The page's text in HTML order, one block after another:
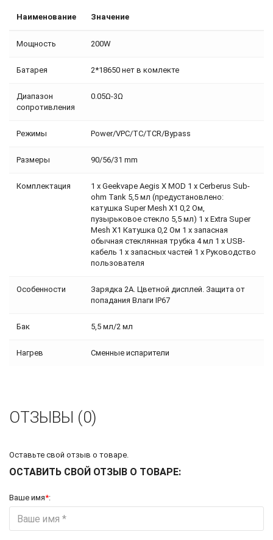
Наименование Значение
Мощность 200W
Батарея 2*18650 нет в комлекте
Диапазон
сопротивления
0.05Ω-3Ω
Режимы Power/VPC/TC/TCR/Bypass
Размеры 90/56/31 mm
Комплектация
1 х Geekvape Aegis X MOD 1 х Cerberus Sub-
ohm Tank 5,5 мл (предустановлено:
катушка Super Mesh X1 0,2 Ом,
пузырьковое стекло 5,5 мл) 1 х Extra Super
Mesh X1 Катушка 0,2 Ом 1 х запасная
обычная стеклянная трубка 4 мл 1 х USB-
кабель 1 х запасных частей 1 х Руководство
пользователя
Особенности
Зарядка 2А. Цветной дисплей. Защита от
попадания Влаги IP67
Бак 5,5 мл/2 мл
Нагрев Сменные испарители
ОТЗЫВЫ (0)
Оставьте свой отзыв о товаре.
ОСТАВИТЬ СВОЙ ОТЗЫВ О ТОВАРЕ:
Ваше имя*: